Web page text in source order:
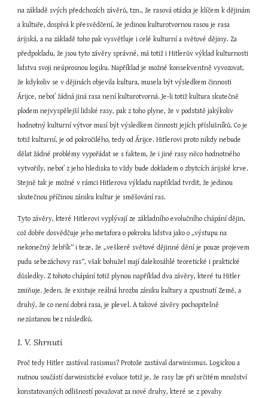
na základě svých předchozích závěrů, tzn., že rasová otázka je klíčem k dějinám
a kultuře, dospívá k přesvědčení, že jedinou kulturotvornou rasou je rasa
árijská, a na základě toho pak vysvětluje i celé kulturní a světové dějiny. Za
předpokladu, že jsou tyto závěry správné, má totiž i Hitlerův výklad kulturnosti
lidstva svoji neúprosnou logiku. Například je možné konsekventně vyvozovat,
že kdykoliv se v dějinách objevila kultura, musela být výsledkem činnosti
Árijce, neboť žádná jiná rasa není kulturotvorná. Je-li totiž kultura skutečně
plodem nejvyspělejší lidské rasy, pak z toho plyne, že v podstatě jakýkoliv
hodnotný kulturní výtvor musí být výsledkem činnosti jejích příslušníků. Co je
totiž kulturní, je od pokročilého, tedy od Árijce. Hitlerovi proto nikdy nebude
dělat žádné problémy vypořádat se s faktem, že i jiné rasy něco hodnotného
vytvořily, neboť z jeho hlediska to vždy bude dokladem o zbytcích árijské krve.
Stejně tak je možné v rámci Hitlerova výkladu například tvrdit, že jedinou
skutečnou příčinou zániku kultur je směšování ras.
Tyto závěry, které Hitlerovi vyplývají ze základního evolučního chápání dějin,
což dobře dosvědčuje jeho metafora o pokroku lidstva jako o „výstupu na
nekonečný žebřík“ i teze, že „veškeré světové dějinné dění je pouze projevem
pudu sebezáchovy ras“, však bohužel mají dalekosáhlé teoretické i praktické
důsledky. Z tohoto chápání totiž plynou například dva závěry, které tu Hitler
zmiňuje. Jeden, že existuje reálná hrozba zániku kultury a zpustnutí Země, a
druhý, že co není dobrá rasa, je plevel. A takové závěry pochopitelně
nezůstanou bez následků.
1. V. Shrnutí
Proč tedy Hitler zastával rasismus? Protože zastával darwinismus. Logickou a
nutnou součástí darwinistické evoluce totiž je, že rasy lze při určitém množství
konstatovaných odlišností považovat za nové druhy, které se z povahy